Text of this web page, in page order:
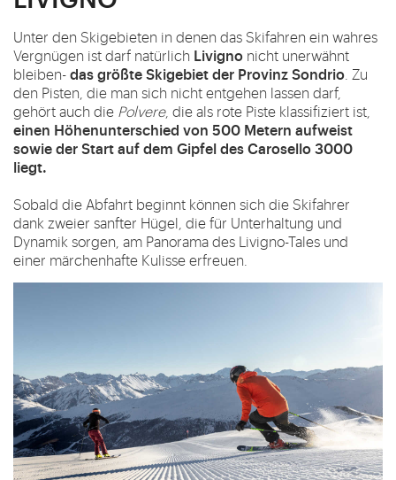
Unter den Skigebieten in denen das Skifahren ein wahres
Vergnügen ist darf natürlich Livigno nicht unerwähnt
bleiben-das größte Skigebiet der Provinz Sondrio . Zu
den Pisten, die man sich nicht entgehen lassen darf,
gehört auch die Polvere, die als rote Piste klassifiziert ist,
einen Höhenunterschied von 500 Metern aufweist
sowie der Start auf dem Gipfel des Carosello 3000
liegt.
Sobald die Abfahrt beginnt können sich die Skifahrer
dank zweier sanfter Hügel, die für Unterhaltung und
Dynamik sorgen, am Panorama des Livigno-Tales und
einer märchenhafte Kulisse erfreuen.